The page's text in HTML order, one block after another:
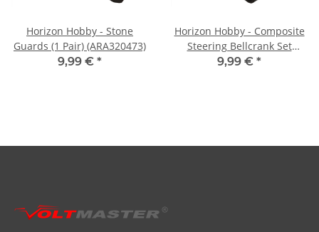
Horizon Hobby - Stone
Guards (1 Pair) (ARA320473)
9,99 € *
Horizon Hobby - Composite
Steering Bellcrank Set
(ARA340153)
9,99 € *